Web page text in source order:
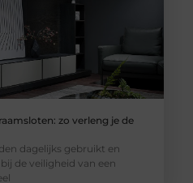
zo verleng je de
dagelijks gebruikt en
de veiligheid van een